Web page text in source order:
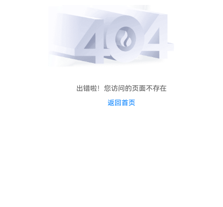
出错啦！您访问的页面不存在
返回首页